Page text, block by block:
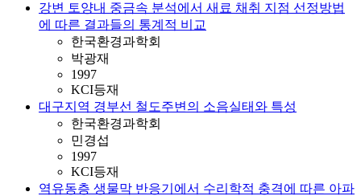
강변 토양내 중금속 분석에서 새료 채취 지점 선정방법
에 따른 결과들의 통계적 비교
한국환경과학회
박광재
1997
KCI등재
대구지역 경부선 철도주변의 소음실태와 특성
한국환경과학회
민경섭
1997
KCI등재
역유동층 생물막 반응기에서 수리학적 충격에 따른 아파